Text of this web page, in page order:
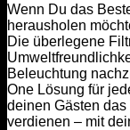
Wenn Du das
herausholen
Die überlegene
Beleuchtung
One Lösung für
deinen Gästen
verdienen – mit